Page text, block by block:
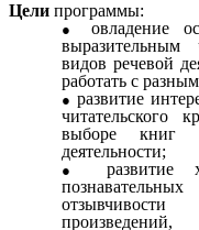
Цели программы:
овладение
выразительным
видов речевой
работать с
развитие
читательского
выборе книг и
деятельности;
развитие